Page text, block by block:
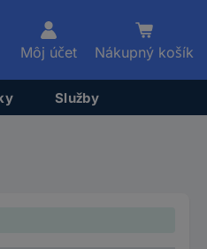
Môj účet Nákupný košík
Služby